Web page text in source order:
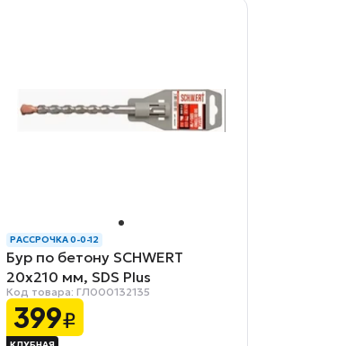
РАССРОЧКА 0-0-12
Бур по бетону SCHWERT
20x210 мм, SDS Plus
Код товара: ГЛ000132135
399₽